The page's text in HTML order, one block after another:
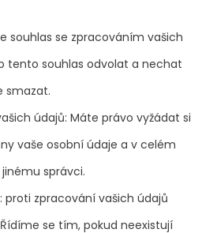
souhlas se zpracováním vašich
tento souhlas odvolat a nechat
smazat.
údajů: Máte právo vyžádat si
vaše osobní údaje a v celém
správci.
proti zpracování vašich údajů
se tím, pokud neexistují